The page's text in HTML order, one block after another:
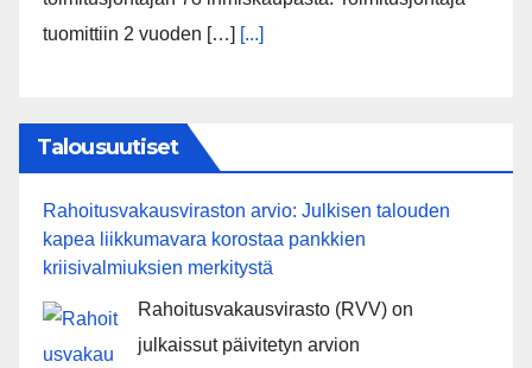
tuomittiin 2 vuoden […] [...]
Talousuutiset
Rahoitusvakausviraston arvio: Julkisen talouden
kapea liikkumavara korostaa pankkien
kriisivalmiuksien merkitystä
Rahoitusvakausvirasto (RVV) on
julkaissut päivitetyn arvion